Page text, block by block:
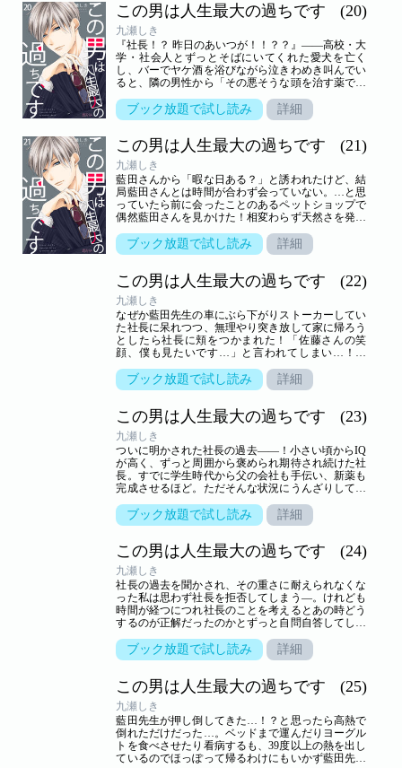
た！！！（だがやりすぎた…）そうしたら翌日、そ
の男が社長として現れ、しかも私を探しているだ…
と…！！？？【恋するソワレ】 この作品は「恋する
ソワレ」2019年Vol．5に収録されています。
この男は人生最大の過ちです (20)
九瀬しき
『社長！？ 昨日のあいつが！！？？』――高校・大
学・社会人とずっとそばにいてくれた愛犬を亡く
し、バーでヤケ酒を浴びながら泣きわめき叫んでい
ると、隣の男性から「その悪そうな頭を治す薬でも
ヤミの応酬！！なんで知らない奴からここまで言わ
れないといけないの！？仕返しに奴の足をひっかけ
た！！！（だがやりすぎた…）そうしたら翌日、そ
の男が社長として現れ、しかも私を探しているだ…
と…！！？？【恋するソワレ】 この作品は「恋する
ソワレ」2019年Vol．6に収録されています。
ブック放題で試し読み 詳細
この男は人生最大の過ちです (21)
九瀬しき
藍田さんから「暇な日ある？」と誘われたけど、結
局藍田さんとは時間が合わず会っていない。…と思
っていたら前に会ったことのあるペットショップで
偶然藍田さんを見かけた！相変わらず天然さを発揮
【恋するソワレ】 この作品は「恋するソワレ」2019
年Vol．7に収録されています。
ブック放題で試し読み 詳細
この男は人生最大の過ちです (22)
九瀬しき
なぜか藍田先生の車にぶら下がりストーカーしてい
た社長に呆れつつ、無理やり突き放して家に帰ろう
としたら社長に頬をつかまれた！「佐藤さんの笑
顔、僕も見たいです…」と言われてしまい…！？
年Vol．8に収録されています。
ブック放題で試し読み 詳細
この男は人生最大の過ちです (23)
九瀬しき
ついに明かされた社長の過去――！小さい頃からIQ
が高く、ずっと周囲から褒められ期待され続けた社
長。すでに学生時代から父の会社も手伝い、新薬も
完成させるほど。ただそんな状況にうんざりしてい
レ】 この作品は「恋するソワレ」2019年Vol．9に収
録されています。
ブック放題で試し読み 詳細
この男は人生最大の過ちです (24)
九瀬しき
社長の過去を聞かされ、その重さに耐えられなくな
った私は思わず社長を拒否してしまう―。けれども
時間が経つにつれ社長のことを考えるとあの時どう
するのが正解だったのかとずっと自問自答してしま
レ」2019年Vol．10に収録されています。
ブック放題で試し読み 詳細
この男は人生最大の過ちです (25)
九瀬しき
藍田先生が押し倒してきた…！？と思ったら高熱で
倒れただけだった…。ベッドまで運んだりヨーグル
トを食べさせたり看病するも、39度以上の熱を出し
ているのでほっぽって帰るわけにもいかず藍田先生